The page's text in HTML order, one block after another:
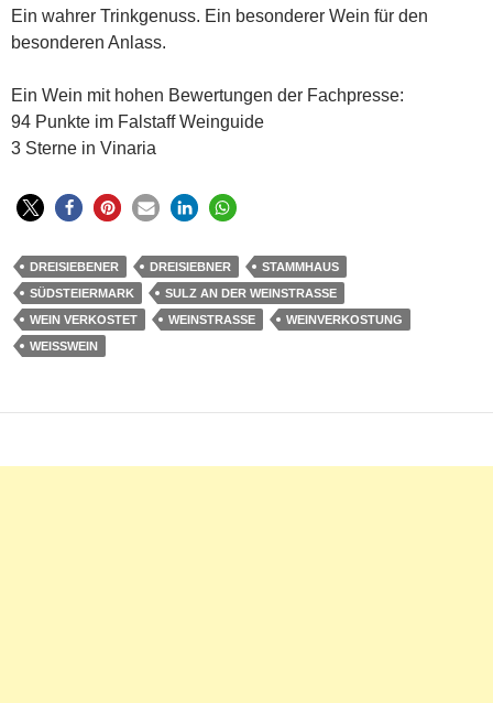
Ein wahrer Trinkgenuss. Ein besonderer Wein für den
besonderen Anlass.
Ein Wein mit hohen Bewertungen der Fachpresse:
94 Punkte im Falstaff Weinguide
3 Sterne in Vinaria
DREISIEBENER DREISIEBNER
STAMMHAUS
SÜDSTEIERMARK
SULZ AN DER WEINSTRASSE
WEIN VERKOSTET
WEINSTRASSE
WEINVERKOSTUNG
WEISSWEIN